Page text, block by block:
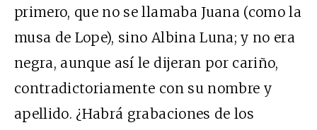
primero, que no se llamaba Juana (como la
musa de Lope), sino Albina Luna; y no era
negra, aunque así le dijeran por cariño,
contradictoriamente con su nombre y
apellido. ¿Habrá grabaciones de los